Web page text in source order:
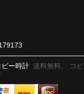
ピー時計 送料無料。 コピ